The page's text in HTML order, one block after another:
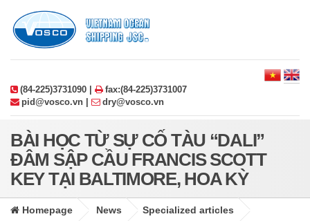
(84-225)3731090 |
fax:(84-225)3731007
pid@vosco.vn |
dry@vosco.vn
BÀI HỌC TỪ SỰ CỐ TÀU “DALI”
ĐÂM SẬP CẦU FRANCIS SCOTT
KEY TẠI BALTIMORE, HOA KỲ
Homepage News Specialized articles